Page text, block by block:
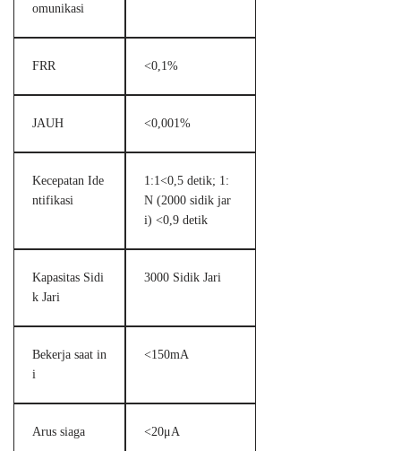
omunikasi
FRR <0,1%
JAUH <0,001%
Kecepatan Ide
ntifikasi
1:1<0,5 detik; 1:
N (2000 sidik jar
i) <0,9 detik
Kapasitas Sidi
k Jari
3000 Sidik Jari
Bekerja saat in
i
<150mA
Arus siaga <20μA